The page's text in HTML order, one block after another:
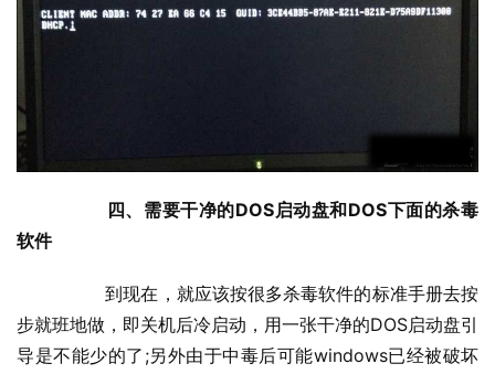
四、需要干净的DOS启动盘和DOS下面的杀毒
软件
步就班地做，即关机后冷启动，用一张干净的DOS启动盘引
导是不能少的了;另外由于中毒后可能windows已经被破坏